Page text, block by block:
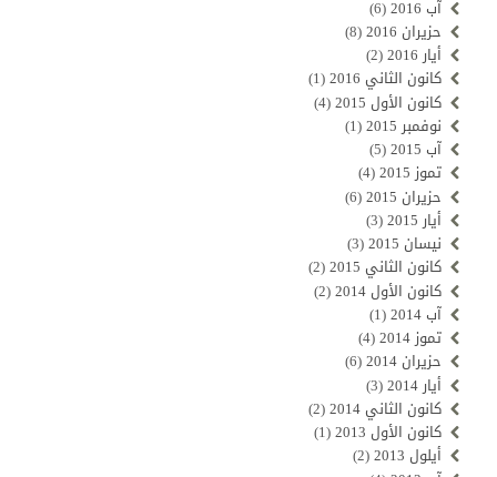
آب 2016
(6)
حزيران 2016
(8)
أيار 2016
(2)
كانون الثاني 2016
(1)
كانون الأول 2015
(4)
نوفمبر 2015
(1)
آب 2015
(5)
تموز 2015
(4)
حزيران 2015
(6)
أيار 2015
(3)
نيسان 2015
(3)
كانون الثاني 2015
(2)
كانون الأول 2014
(2)
آب 2014
(1)
تموز 2014
(4)
حزيران 2014
(6)
أيار 2014
(3)
كانون الثاني 2014
(2)
كانون الأول 2013
(1)
أيلول 2013
(2)